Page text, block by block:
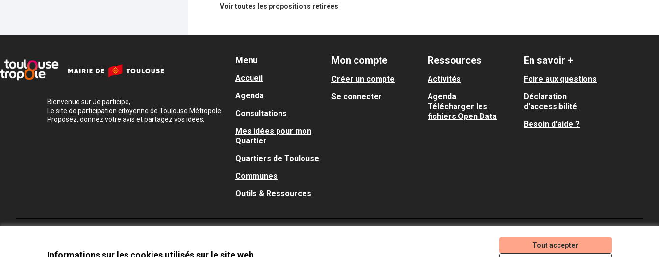
Informations sur les cookies utilisés sur le site web
Tout accepter
Voir toutes les propositions retirées
Bienvenue sur Je participe,
Le site de participation citoyenne de Toulouse Métropole.
Proposez, donnez votre avis et partagez vos idées.
Menu
Accueil
Agenda
Consultations
Mes idées pour mon
Quartier
Quartiers de Toulouse
Communes
Outils & Ressources
Mon compte
Créer un compte
Se connecter
Ressources
Activités
Agenda
Télécharger les
fichiers Open Data
En savoir +
Foire aux questions
Déclaration
d'accessibilité
Besoin d'aide ?
(Lien externe)
(Lien externe)
(Lien externe)